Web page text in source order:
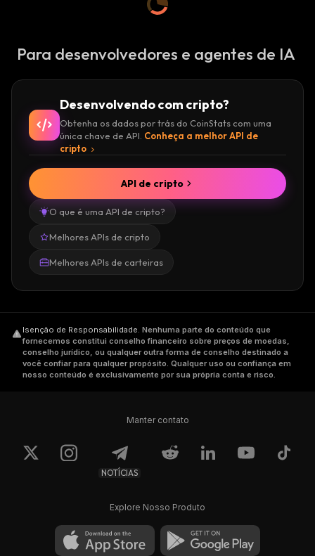
Para desenvolvedores e agentes de IA
Desenvolvendo com cripto?
Obtenha os dados por trás do CoinStats com uma
única chave de API. Conheça a melhor API de
cripto
O que é uma API de cripto?
Melhores APIs de cripto
Melhores APIs de carteiras
API de cripto
Isenção de Responsabilidade. Nenhuma parte do conteúdo que
fornecemos constitui conselho financeiro sobre preços de moedas,
conselho jurídico, ou qualquer outra forma de conselho destinado a
você confiar para qualquer propósito. Qualquer uso ou confiança em
nosso conteúdo é exclusivamente por sua própria conta e risco.
Manter contato
NOTÍCIAS
Explore Nosso Produto